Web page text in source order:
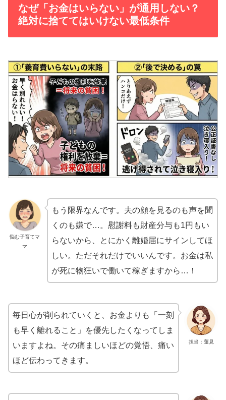
なぜ「お金はいらない」が通用しない？
絶対に捨ててはいけない最低条件
悩む子育てマ
マ
もう限界なんです。夫の顔を見るのも声を聞
くのも嫌で…。慰謝料も財産分与も1円もい
らないから、とにかく離婚届にサインしてほ
しい。ただそれだけでいいんです。お金は私
が死に物狂いで働いて稼ぎますから…！
担当：蓮見
毎日心が削られていくと、お金よりも「一刻
も早く離れること」を優先したくなってしま
いますよね。その痛ましいほどの覚悟、痛い
ほど伝わってきます。